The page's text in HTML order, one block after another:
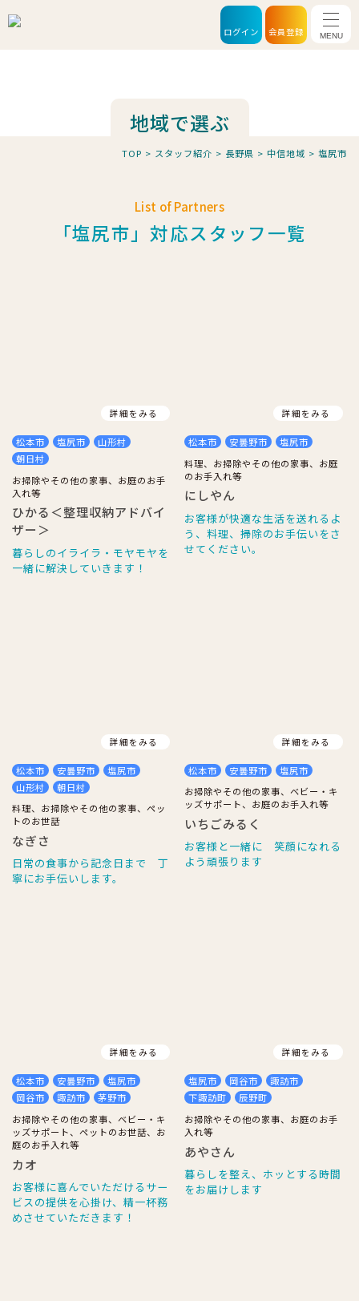
ログイン 会員登録 メニ
地域で選ぶ
TOP > スタッフ紹介 > 長野県 > 中信地域 > 塩尻市
List of Partners
「塩尻市」対応スタッフ一覧
詳細をみる
松本市 塩尻市
山形村
朝日村
お掃除やその他の家事、お庭のお手
入れ等
ひかる＜整理収納アドバイ
ザー＞
暮らしのイライラ・モヤモヤを
一緒に解決していきます！
詳細をみる
松本市 安曇野市
塩尻市
料理、お掃除やその他の家事、お庭
のお手入れ等
にしやん
お客様が快適な生活を送れるよ
う、料理、掃除のお手伝いをさ
せてください。
詳細をみる
松本市 安曇野市
塩尻市
山形村
朝日村
料理、お掃除やその他の家事、ペッ
トのお世話
なぎさ
日常の食事から記念日まで 丁
寧にお手伝いします。
詳細をみる
松本市 安曇野市
塩尻市
お掃除やその他の家事、ベビー・キ
ッズサポート、お庭のお手入れ等
いちごみるく
お客様と一緒に 笑顔になれる
よう頑張ります
詳細をみる
松本市 安曇野市
塩尻市
岡谷市
諏訪市
茅野市
お掃除やその他の家事、ベビー・キ
ッズサポート、ペットのお世話、お
庭のお手入れ等
カオ
お客様に喜んでいただけるサー
ビスの提供を心掛け、精一杯務
めさせていただきます！
詳細をみる
塩尻市 岡谷市
諏訪市
下諏訪町
辰野町
お掃除やその他の家事、お庭のお手
入れ等
あやさん
暮らしを整え、ホッとする時間
をお届けします